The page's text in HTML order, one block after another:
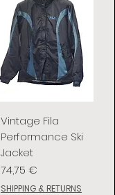
Vintage Fila
Performance Ski
Jacket
Preis
74,75 €
SHIPPING & RETURNS